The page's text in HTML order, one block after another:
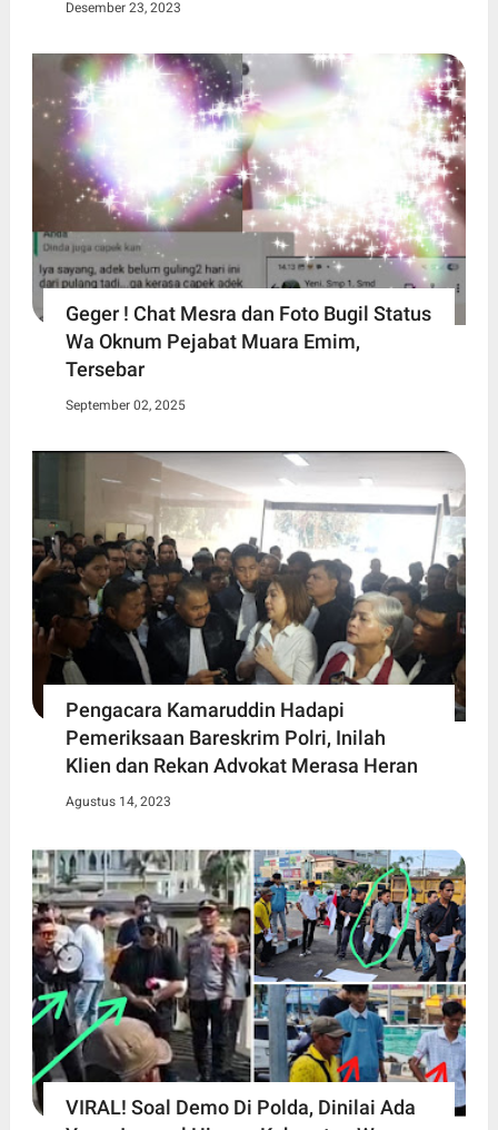
Desember 23, 2023
Geger ! Chat Mesra dan Foto Bugil Status
Wa Oknum Pejabat Muara Emim,
Tersebar
September 02, 2025
Pengacara Kamaruddin Hadapi
Pemeriksaan Bareskrim Polri, Inilah
Klien dan Rekan Advokat Merasa Heran
Agustus 14, 2023
VIRAL! Soal Demo Di Polda, Dinilai Ada